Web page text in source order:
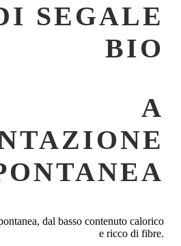
SEGALE
BIO
A
dal basso contenuto calorico
e ricco di fibre.